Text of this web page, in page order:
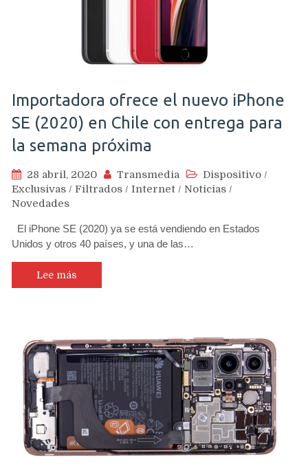
Importadora ofrece el nuevo iPhone
SE (2020) en Chile con entrega para
la semana próxima
28 abril, 2020 Transmedia Dispositivo /
Exclusivas / Filtrados / Internet / Noticias /
Novedades
El iPhone SE (2020) ya se está vendiendo en Estados
Unidos y otros 40 países, y una de las…
Lee más